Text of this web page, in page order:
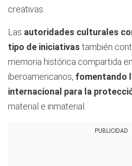
creativas.
Las autoridades culturales
tipo de iniciativas también
memoria histórica compartida
iberoamericanos, fomentando
internacional para la
material e inmaterial.
PUBLICIDAD